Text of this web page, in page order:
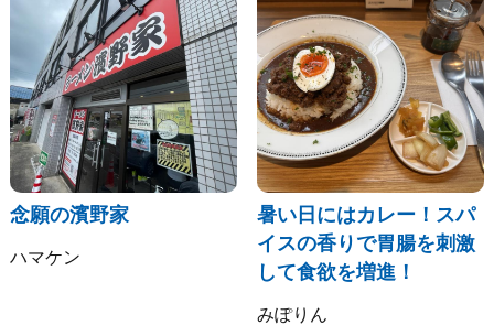
念願の濱野家
ハマケン
暑い日にはカレー！スパ
イスの香りで胃腸を刺激
して食欲を増進！
みぽりん